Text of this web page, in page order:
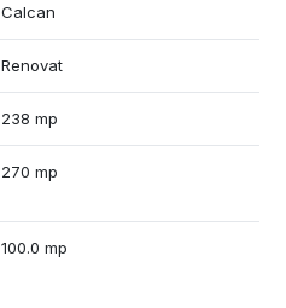
Calcan
Renovat
238 mp
270 mp
100.0 mp